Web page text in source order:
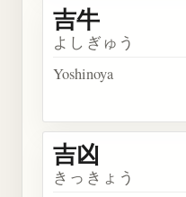
吉牛
よしぎゅう
Yoshinoya
吉凶
きっきょう